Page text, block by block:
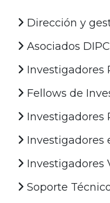
Dirección y
Asociados DIPC
Investigadores
Fellows de
Investigadores
Investigadores
Investigadores
Soporte